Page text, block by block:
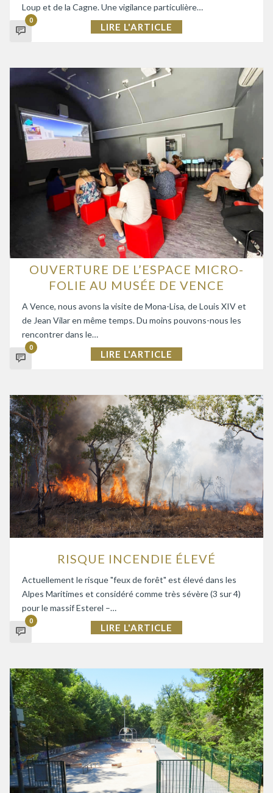
Loup et de la Cagne. Une vigilance particulière…
0
LIRE L'ARTICLE
OUVERTURE DE L’ESPACE MICRO-
FOLIE AU MUSÉE DE VENCE
A Vence, nous avons la visite de Mona-Lisa, de Louis XIV et
de Jean Vilar en même temps. Du moins pouvons-nous les
rencontrer dans le…
0
LIRE L'ARTICLE
RISQUE INCENDIE ÉLEVÉ
Actuellement le risque "feux de forêt" est élevé dans les
Alpes Maritimes et considéré comme très sévère (3 sur 4)
pour le massif Esterel –…
0
LIRE L'ARTICLE